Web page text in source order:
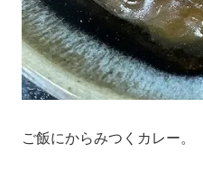
ご飯にからみつくカレー。